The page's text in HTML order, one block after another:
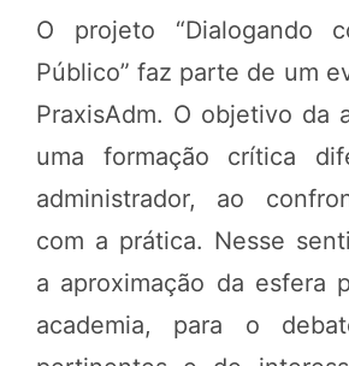
O projeto “Dialogando
Público” faz parte de um
PraxisAdm. O objetivo da
uma formação crítica
administrador, ao
com a prática. Nesse
a aproximação da esfera
academia, para o